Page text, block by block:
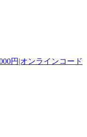
円|オンラインコード